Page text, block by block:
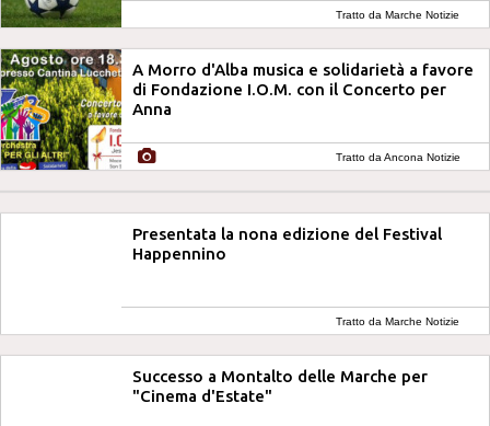
Tratto da Marche Notizie
A Morro d'Alba musica e solidarietà a favore
di Fondazione I.O.M. con il Concerto per
Anna
Tratto da Ancona Notizie
Presentata la nona edizione del Festival
Happennino
Tratto da Marche Notizie
Successo a Montalto delle Marche per
"Cinema d'Estate"